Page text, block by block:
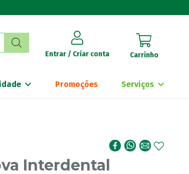
Entrar / Criar conta Carrinho
Promoções Serviços
Interdental